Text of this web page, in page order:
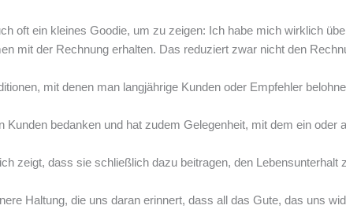
oft ein kleines Goodie, um zu zeigen: Ich habe mich wirklich
mit der Rechnung erhalten. Das reduziert zwar nicht den
mit denen man langjährige Kunden oder Empfehler
bedanken und hat zudem Gelegenheit, mit dem ein
zeigt, dass sie schließlich dazu beitragen, den Lebensunterhalt
Haltung, die uns daran erinnert, dass all das Gute, das uns